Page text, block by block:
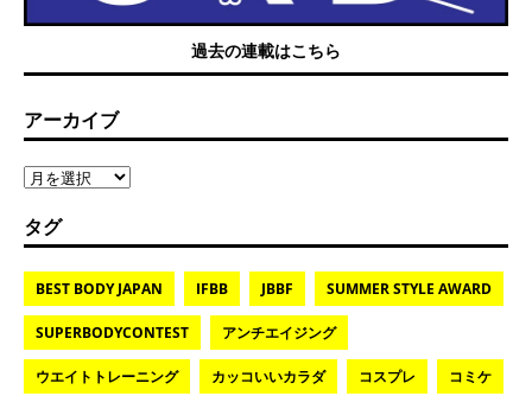
過去の連載はこちら
アーカイブ
タグ
BEST BODY JAPAN IFBB JBBF SUMMER STYLE AWARD
SUPERBODYCONTEST アンチエイジング
ウエイトトレーニング カッコいいカラダ コスプレ コミケ